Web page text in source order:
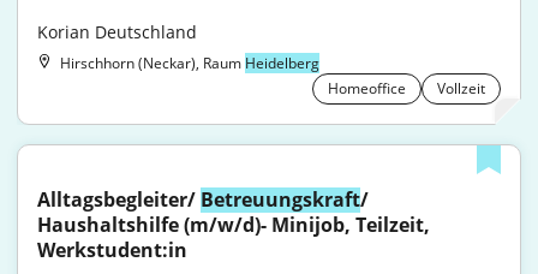
Korian Deutschland
Hirschhorn (Neckar), Raum Heidelberg
Homeoffice
Vollzeit
Alltagsbegleiter/ Betreuungskraft/
Haushaltshilfe (m/w/d)- Minijob, Teilzeit,
Werkstudent:in